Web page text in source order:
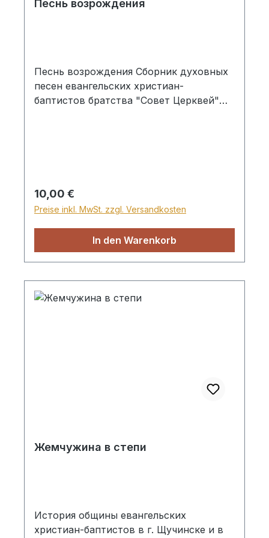
Песнь возрождения
Песнь возрождения Сборник духовных
песен евангельских христиан-
баптистов братства "Совет Церквей"
Hardcover
Regulärer Preis:
10,00 €
Preise inkl. MwSt. zzgl. Versandkosten
In den Warenkorb
Жемчужина в степи
История общины евангельских
христиан-баптистов в г. Щучинске и в